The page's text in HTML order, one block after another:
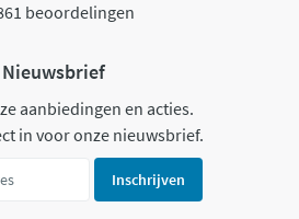
beoordelingen
Nieuwsbrief
aanbiedingen en acties.
in voor onze nieuwsbrief.
Inschrijven